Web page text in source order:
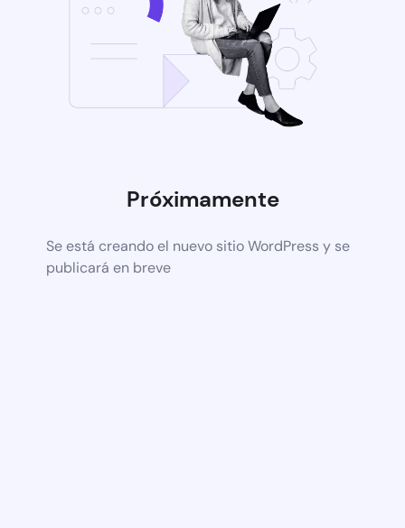
Próximamente
Se está creando el nuevo sitio WordPress y se
publicará en breve